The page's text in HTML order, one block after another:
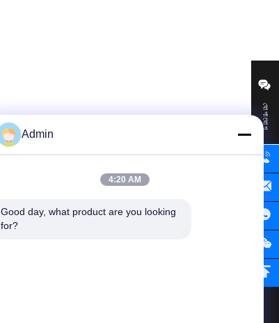
যোগাযোগ
আমাদের সাথে যোগাযোগ
Admin
4:20 AM
Good day, what product are you looking
for?